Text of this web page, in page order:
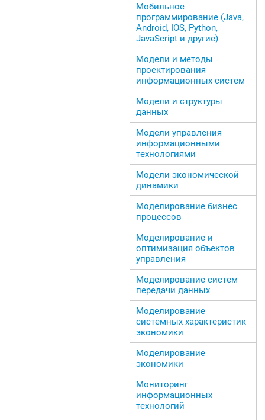
Мобильное
программирование (Java,
Android, IOS, Python,
JavaScript и другие)
Модели и методы
проектирования
информационных систем
Модели и структуры
данных
Модели управления
информационными
технологиями
Модели экономической
динамики
Моделирование бизнес
процессов
Моделирование и
оптимизация объектов
управления
Моделирование систем
передачи данных
Моделирование
системных характеристик
экономики
Моделирование
экономики
Мониторинг
информационных
технологий